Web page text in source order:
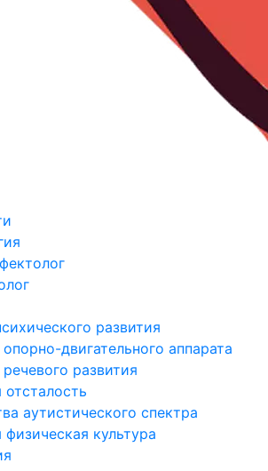
развития
двигательного аппарата
развития
отсталость
аутистического спектра
культура